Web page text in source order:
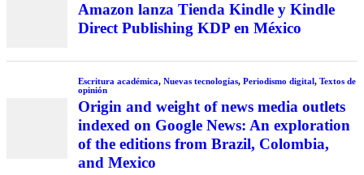
Amazon lanza Tienda Kindle y Kindle
Direct Publishing KDP en México
Escritura académica, Nuevas tecnologías, Periodismo digital, Textos de
opinión
Origin and weight of news media outlets
indexed on Google News: An exploration
of the editions from Brazil, Colombia,
and Mexico